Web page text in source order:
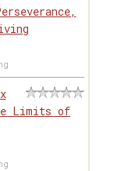
Limits of